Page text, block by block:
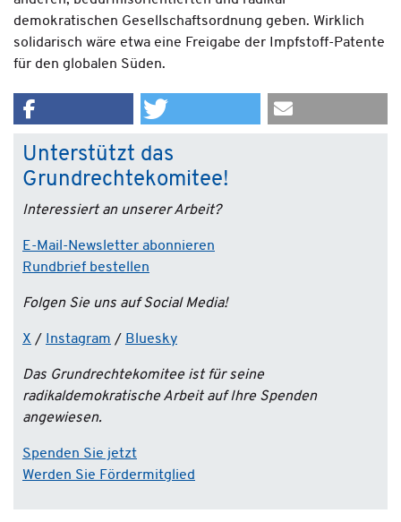
demokratischen Gesellschaftsordnung geben. Wirklich
solidarisch wäre etwa eine Freigabe der Impfstoff-Patente
für den globalen Süden.
Unterstützt das
Grundrechtekomitee!
Interessiert an unserer Arbeit?
E-Mail-Newsletter abonnieren
Rundbrief bestellen
Folgen Sie uns auf Social Media!
X / Instagram / Bluesky
Das Grundrechtekomitee ist für seine
radikaldemokratische Arbeit auf Ihre Spenden
angewiesen.
Spenden Sie jetzt
Werden Sie Fördermitglied